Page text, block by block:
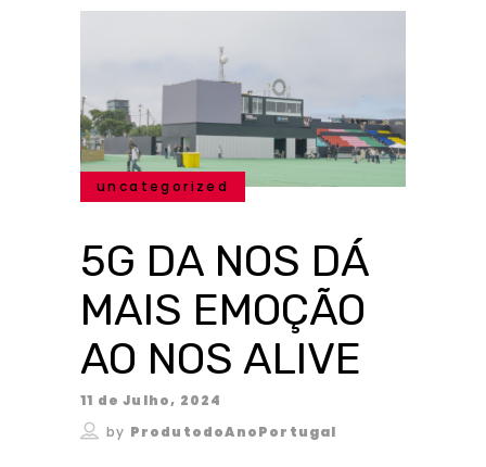
uncategorized
5G DA NOS DÁ
MAIS EMOÇÃO
AO NOS ALIVE
11 de Julho, 2024
by ProdutodoAnoPortugal